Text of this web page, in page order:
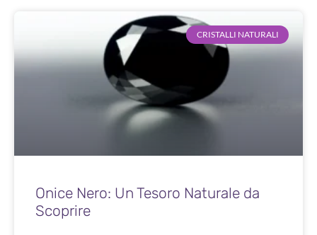
CRISTALLI NATURALI
Onice Nero: Un Tesoro Naturale da
Scoprire